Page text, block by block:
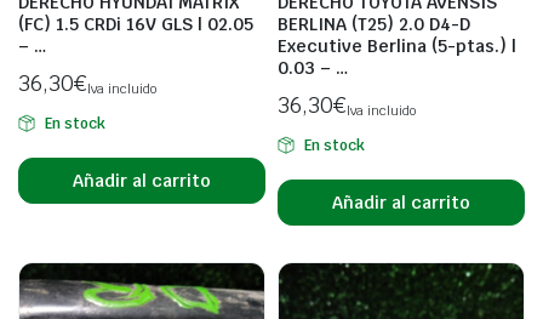
(FC) 1.5 CRDi 16V GLS | 02.05
– …
36,30€Iva incluido
En stock
Añadir al carrito
BERLINA (T25) 2.0 D4-D
Executive Berlina (5-ptas.) |
0.03 – …
36,30€Iva incluido
En stock
Añadir al carrito